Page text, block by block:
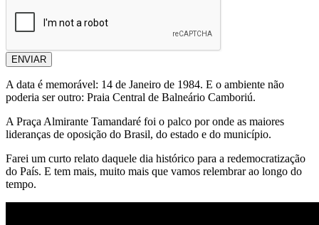
ENVIAR
A data é memorável: 14 de Janeiro de 1984. E o ambiente não
poderia ser outro: Praia Central de Balneário Camboriú.
A Praça Almirante Tamandaré foi o palco por onde as maiores
lideranças de oposição do Brasil, do estado e do município.
Farei um curto relato daquele dia histórico para a redemocratização
do País. E tem mais, muito mais que vamos relembrar ao longo do
tempo.